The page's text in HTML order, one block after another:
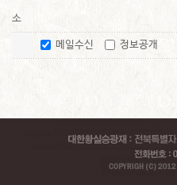
소
메일수신 정보공개